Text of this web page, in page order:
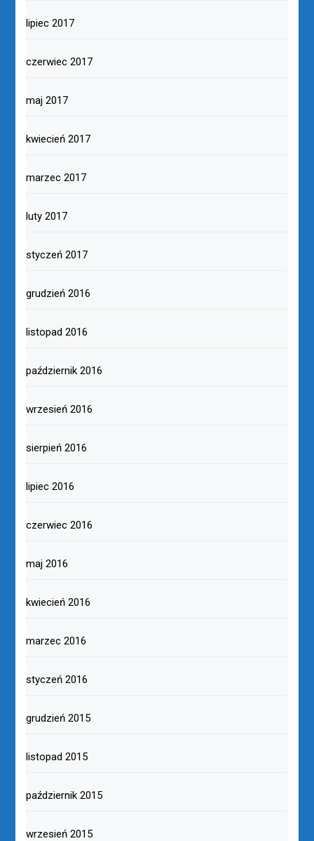
lipiec 2017
czerwiec 2017
maj 2017
kwiecień 2017
marzec 2017
luty 2017
styczeń 2017
grudzień 2016
listopad 2016
październik 2016
wrzesień 2016
sierpień 2016
lipiec 2016
czerwiec 2016
maj 2016
kwiecień 2016
marzec 2016
styczeń 2016
grudzień 2015
listopad 2015
październik 2015
wrzesień 2015